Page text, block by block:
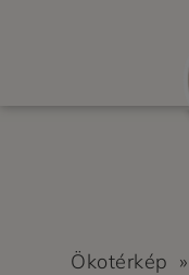
Ökotérkép »